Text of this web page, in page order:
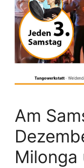
Am
Milonga